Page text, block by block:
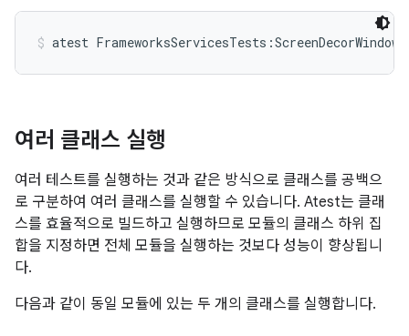
atest
여러 클래스 실행
여러 테스트를 실행하는 것과 같은 방식으로 클래스를 공백으
로 구분하여 여러 클래스를 실행할 수 있습니다. Atest는 클래
스를 효율적으로 빌드하고 실행하므로 모듈의 클래스 하위 집
합을 지정하면 전체 모듈을 실행하는 것보다 성능이 향상됩니
다.
다음과 같이 동일 모듈에 있는 두 개의 클래스를 실행합니다.